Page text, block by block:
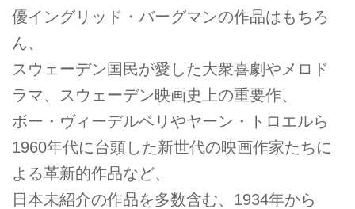
優イングリッド・バーグマンの作品はもちろ
ん、
スウェーデン国民が愛した大衆喜劇やメロド
ラマ、スウェーデン映画史上の重要作、
ボー・ヴィーデルベリやヤーン・トロエルら
1960年代に台頭した新世代の映画作家たちに
よる革新的作品など、
日本未紹介の作品を多数含む、1934年から